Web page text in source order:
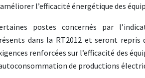
l’efficacité énergétique des
postes concernés par
dans la RT2012 et seront repris
renforcées sur l’efficacité des
de productions